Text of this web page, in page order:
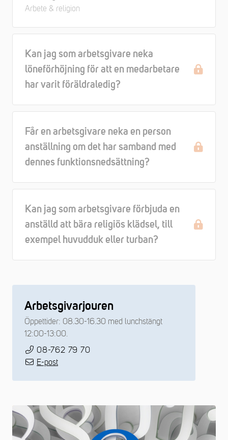
Arbete & religion
Kan jag som arbetsgivare neka
löneförhöjning för att en medarbetare
har varit föräldraledig?
Får en arbetsgivare neka en person
anställning om det har samband med
dennes funktionsnedsättning?
Kan jag som arbetsgivare förbjuda en
anställd att bära religiös klädsel, till
exempel huvudduk eller turban?
Arbetsgivarjouren
Öppettider: 08.30-16.30 med lunchstängt
12:00-13:00.
08-762 79 70
E-post